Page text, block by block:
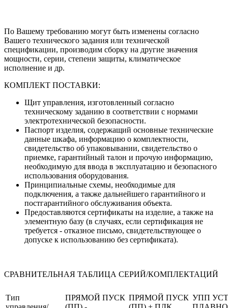
По Вашему требованию могут быть изменены согласно
Вашего технического задания или технической
спецификации, производим сборку на другие значения
мощности, серии, степени защиты, климатическое
исполнение и др.
КОМПЛЕКТ ПОСТАВКИ:
Щит управления, изготовленный согласно
техническому заданию в соответствии с нормами
электротехнической безопасности.
Паспорт изделия, содержащий основные технические
данные шкафа, информацию о комплектности,
свидетельство об упаковывании, свидетельство о
приемке, гарантийный талон и прочую информацию,
необходимую для ввода в эксплуатацию и безопасного
использования оборудования.
Принципиальные схемы, необходимые для
подключения, а также дальнейшего гарантийного и
постгарантийного обслуживания объекта.
Предоставляются сертификаты на изделие, а также на
элементную базу (в случаях, если сертификация не
требуется - отказное письмо, свидетельствующее о
допуске к использованию без сертификата).
СРАВНИТЕЛЬНАЯ ТАБЛИЦА СЕРИЙ/КОМПЛЕКТАЦИЙ
Тип
ПРЯМОЙ ПУСК ПРЯМОЙ ПУСК УПП